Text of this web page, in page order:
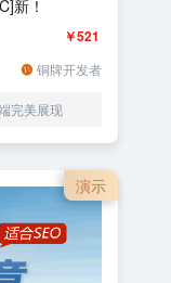
新！
￥521
铜牌开发者
完美展现
演示